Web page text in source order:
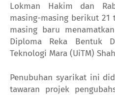
Lokman Hakim dan
masing-masing berikut 21
masing baru
Diploma Reka Bentuk
Teknologi Mara (UiTM)
Penubuhan syarikat ini
tawaran projek